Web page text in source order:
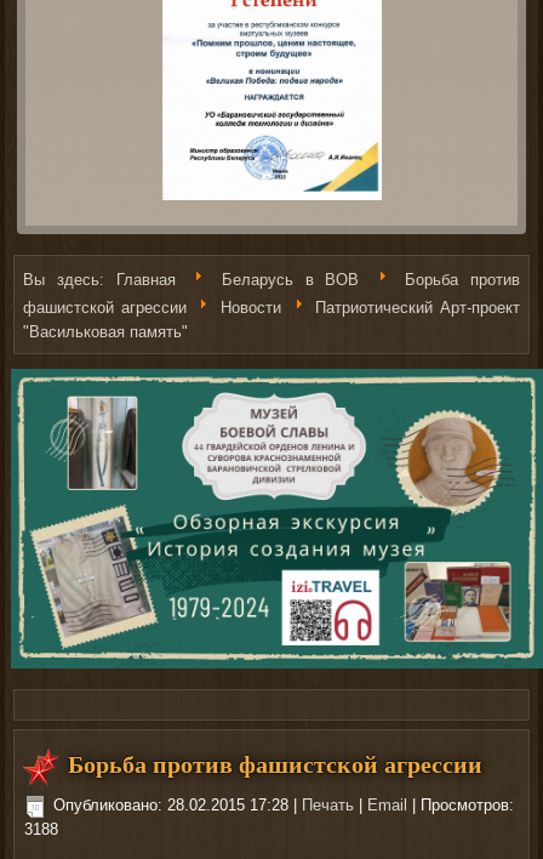
Вы здесь: Главная Беларусь в ВОВ
Борьба против
фашистской агрессии
Новости
Патриотический Арт-проект
"Васильковая память"
rybalka/katushki.htmlна сайте nachodki.ru
Борьба против фашистской агрессии
Опубликовано: 28.02.2015 17:28 Печать Email
| Просмотров:
3188